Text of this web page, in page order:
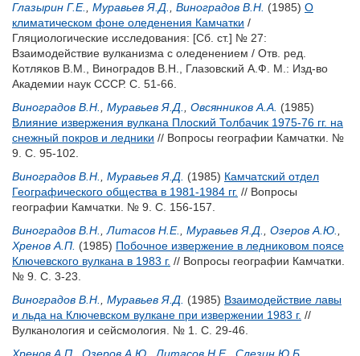
Глазырин Г.Е.
Муравьев Я.Д. Виноградов В.Н. (1985) О
климатическом фоне оледенения Камчатки /
Гляциологические исследования: [Сб. ст.] № 27:
Взаимодействие вулканизма с оледенением / Отв. ред.
Котляков В.М.
Виноградов В.Н. Глазовский А.Ф.
М.: Изд-во
Академии наук СССР. С. 51-66.
Виноградов В.Н.
Муравьев Я.Д. Овсянников А.А. (1985)
Влияние извержения вулкана Плоский Толбачик 1975-76 гг. на
снежный покров и ледники // Вопросы географии Камчатки. №
9. С. 95-102.
Виноградов В.Н.
Муравьев Я.Д. (1985) Камчатский отдел
Географического общества в 1981-1984 гг. // Вопросы
географии Камчатки. № 9. С. 156-157.
Виноградов В.Н.
Литасов Н.Е. Муравьев Я.Д. Озеров А.Ю.
Хренов А.П. (1985) Побочное извержение в ледниковом поясе
Ключевского вулкана в 1983 г. // Вопросы географии Камчатки.
№ 9. С. 3-23.
Виноградов В.Н.
Муравьев Я.Д. (1985) Взаимодействие лавы
и льда на Ключевском вулкане при извержении 1983 г. //
Вулканология и сейсмология. № 1. С. 29-46.